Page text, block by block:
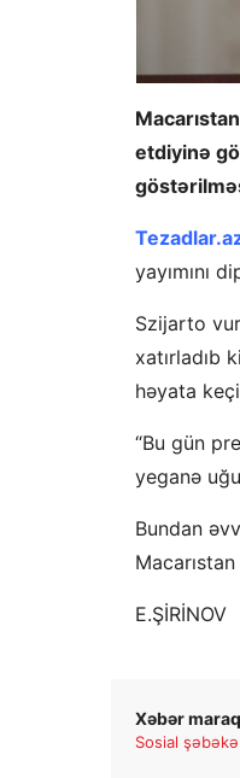
etdiyinə
yayımını
Szijarto
xatırladıb
həyata
“Bu gün
yeganə
Bundan
E.ŞİRİNOV
Xəbər
Sosial